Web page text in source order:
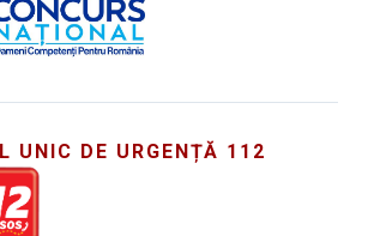
UNIC DE URGENȚĂ 112